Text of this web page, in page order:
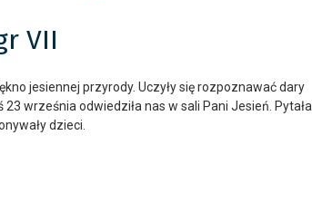
VII
jesiennej przyrody. Uczyły się rozpoznawać dary
września odwiedziła nas w sali Pani Jesień. Pytała
dzieci.